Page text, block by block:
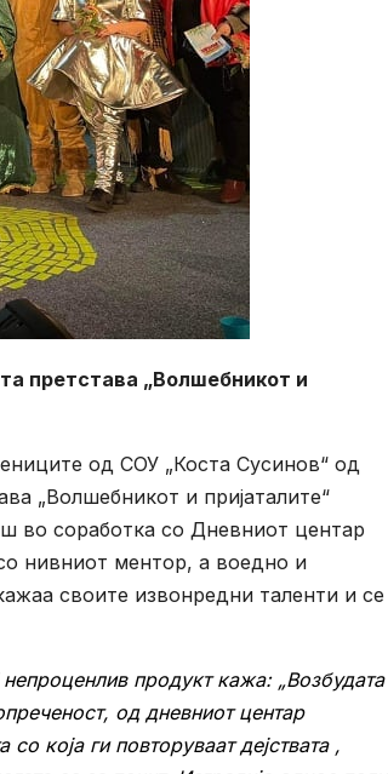
претстава „Волшебникот и
од СОУ „Коста Сусинов“ од
„Волшебникот и пријаталите“
во соработка со Дневниот центар
нивниот ментор, а воедно и
своите извонредни таленти и се
продукт кажа: „Возбудата
од дневниот центар
која ги повторуваат дејствата ,